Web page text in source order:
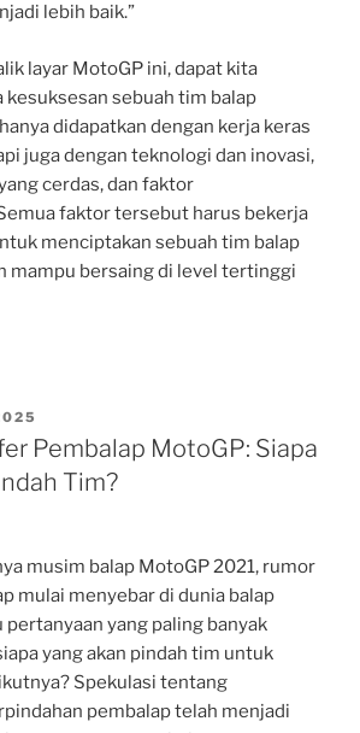
lebih baik.”
layar MotoGP ini, dapat kita
kesuksesan sebuah tim balap
didapatkan dengan kerja keras
juga dengan teknologi dan inovasi,
cerdas, dan faktor
faktor tersebut harus bekerja
menciptakan sebuah tim balap
mampu bersaing di level tertinggi
Pembalap MotoGP: Siapa
Tim?
musim balap MotoGP 2021, rumor
mulai menyebar di dunia balap
pertanyaan yang paling banyak
yang akan pindah tim untuk
Spekulasi tentang
pembalap telah menjadi